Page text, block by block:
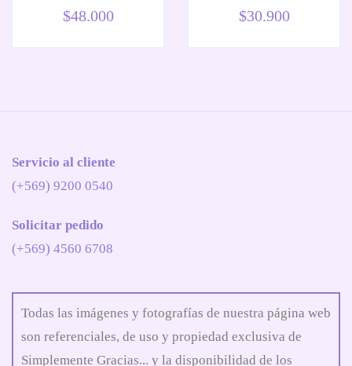
$48.000
$30.900
Servicio al cliente
(+569) 9200 0540
Solicitar pedido
(+569) 4560 6708
Todas las imágenes y fotografías de nuestra página web
son referenciales, de uso y propiedad exclusiva de
Simplemente Gracias... y la disponibilidad de los